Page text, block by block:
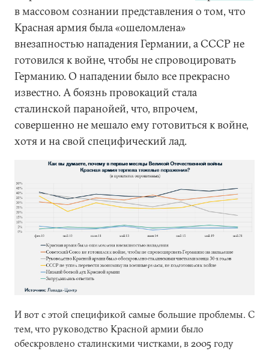
в массовом сознании представления о том, что
Красная армия была «ошеломлена»
внезапностью нападения Германии, а СССР не
готовился к войне, чтобы не спровоцировать
Германию. О нападении было все прекрасно
известно. А боязнь провокаций стала
сталинской паранойей, что, впрочем,
совершенно не мешало ему готовиться к войне,
хотя и на свой специфический лад.
И вот с этой спецификой самые большие проблемы. С
тем, что руководство Красной армии было
обескровлено сталинскими чистками, в 2005 году